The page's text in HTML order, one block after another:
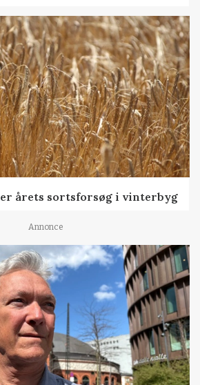
årets sortsforsøg i vinterbyg
Annonce